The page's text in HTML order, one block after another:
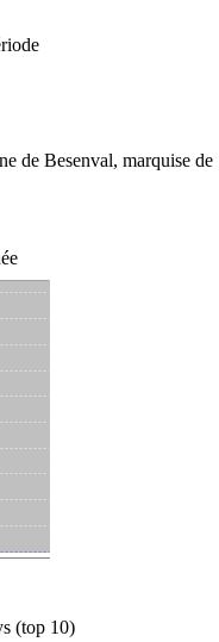
de Besenval, marquise de
(top 10)